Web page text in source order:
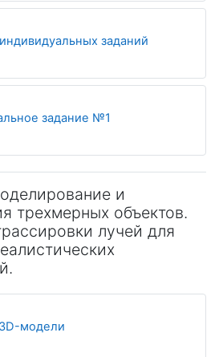
заданий
задание №1
и
трехмерных объектов.
лучей для
модели